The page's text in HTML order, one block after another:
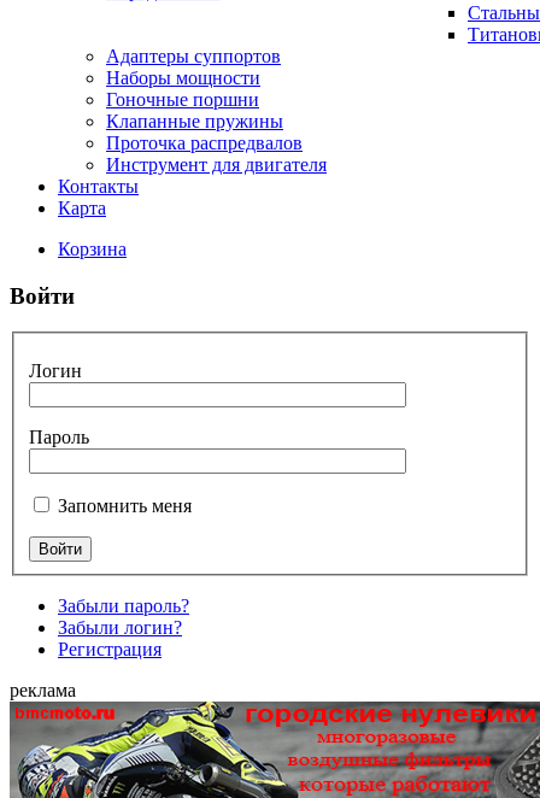
Адаптеры суппортов
Наборы мощности
Гоночные поршни
Клапанные пружины
Проточка распредвалов
Инструмент для двигателя
Контакты
Карта
Корзина
Войти
Логин
Пароль
Запомнить меня
Забыли пароль?
Забыли логин?
Регистрация
реклама